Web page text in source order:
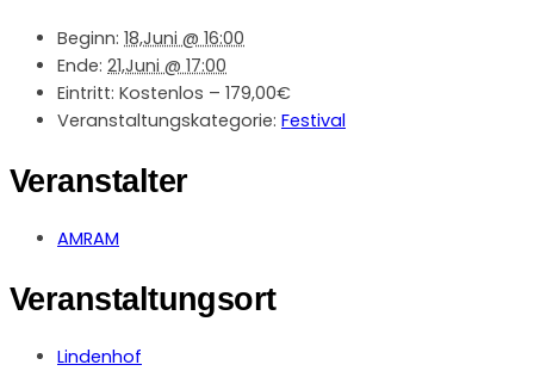
Beginn: 18,Juni @ 16:00
Ende: 21,Juni @ 17:00
Eintritt: Kostenlos – 179,00€
Veranstaltungskategorie: Festival
Veranstalter
AMRAM
Veranstaltungsort
Lindenhof